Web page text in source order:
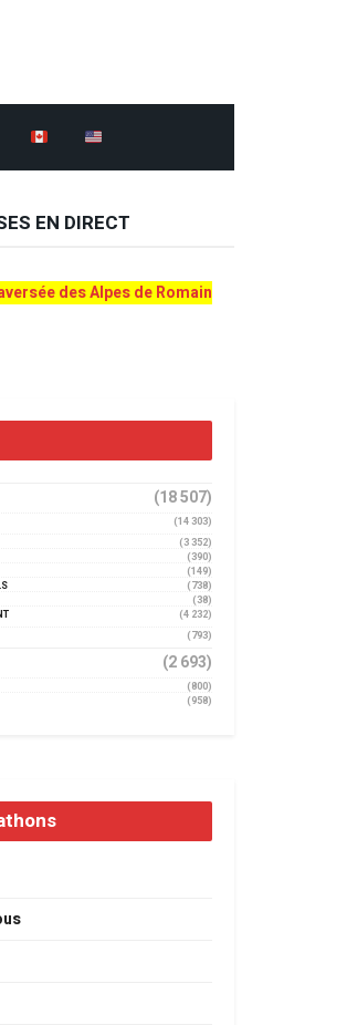
EN DIRECT
des Alpes de Romain
(18 507)
(14 303)
(3 352)
(390)
(149)
(738)
(38)
(4 232)
(793)
(2 693)
(800)
(958)